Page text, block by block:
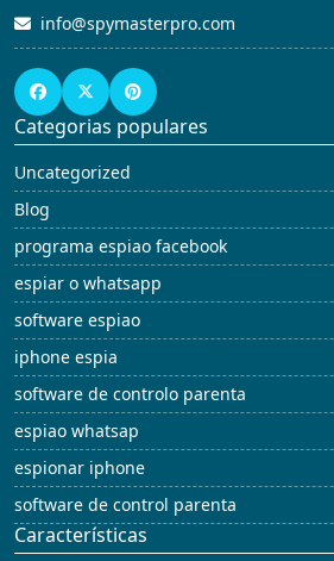
info@spymasterpro.com
Categorias populares
Uncategorized
Blog
programa espiao facebook
espiar o whatsapp
software espiao
iphone espia
software de controlo parenta
espiao whatsap
espionar iphone
software de control parenta
Características